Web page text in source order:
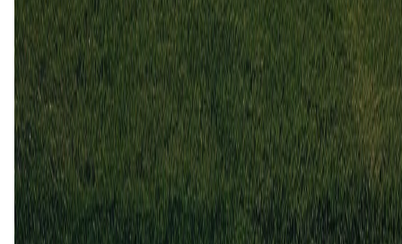
Angola
Zimbabwe
26 dec 2025
Angola
Zimbabwe
1
24 mrt2018
Angola
Zimbabwe
2
2
14 okt 2012
Angola
Zimbabwe
2
9 sep 2012